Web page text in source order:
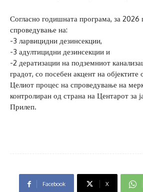
Согласно годишната програма, за 2026
спроведување на:
-3 ларвицидни дезинсекции,
-3 адултицидни дезинсекции и
-2 дератизации на подземниот
градот, со посебен акцент на објектите
Целиот процес на спроведување на
контролиран од страна на Центарот за
Прилеп.
Facebook X